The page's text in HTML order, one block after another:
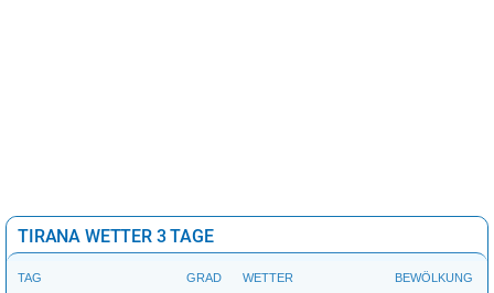
TIRANA WETTER 3 TAGE
TAG GRAD WETTER BEWÖLKUNG